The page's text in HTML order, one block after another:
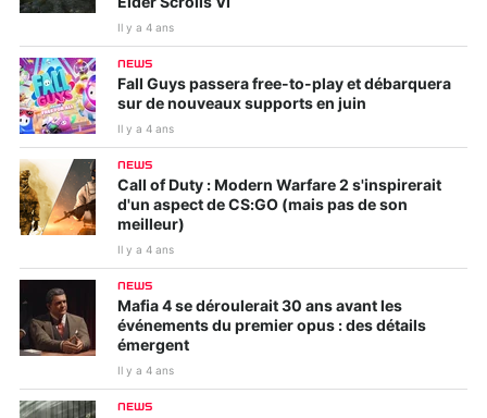
Il y a 4 ans
NEWS
Fall Guys passera free-to-play et débarquera
sur de nouveaux supports en juin
Il y a 4 ans
NEWS
Call of Duty : Modern Warfare 2 s'inspirerait
d'un aspect de CS:GO (mais pas de son
meilleur)
Il y a 4 ans
NEWS
Mafia 4 se déroulerait 30 ans avant les
événements du premier opus : des détails
émergent
Il y a 4 ans
NEWS